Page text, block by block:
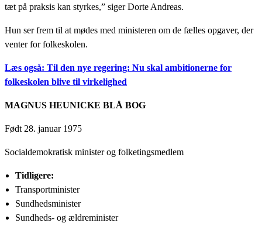
tæt på praksis kan styrkes,” siger Dorte Andreas.
Hun ser frem til at mødes med ministeren om de fælles opgaver, der
venter for folkeskolen.
Læs også: Til den nye regering: Nu skal ambitionerne for
folkeskolen blive til virkelighed
MAGNUS HEUNICKE BLÅ BOG
Født 28. januar 1975
Socialdemokratisk minister og folketingsmedlem
Tidligere:
Transportminister
Sundhedsminister
Sundheds- og ældreminister